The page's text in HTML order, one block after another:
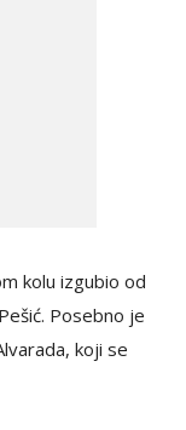
kolu izgubio od
Posebno je
koji se